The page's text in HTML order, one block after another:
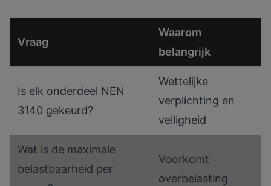
Vraag
Waarom
belangrijk
Is elk onderdeel NEN
3140 gekeurd?
Wettelijke
verplichting en
veiligheid
Wat is de maximale
belastbaarheid per
Voorkomt
overbelasting